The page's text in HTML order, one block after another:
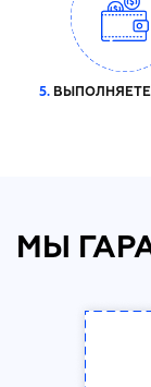
5.
МЫ